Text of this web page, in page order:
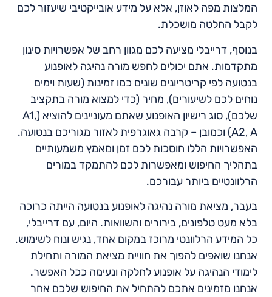
המלצות מפה לאוזן, אלא על מידע אובייקטיבי שיעזור לכם
לקבל החלטה מושכלת.
בנוסף, דרייבלי מציעה לכם מגוון רחב של אפשרויות סינון
מתקדמות. אתם יכולים לחפש מורה נהיגה לאופנוע
בנטועה לפי קריטריונים שונים כמו זמינות (שעות וימים
נוחים לכם לשיעורים), מחיר (כדי למצוא מורה בתקציב
שלכם), סוג רישיון האופנוע שאתם מעוניינים להוציא (A1,
A2, A) וכמובן – קרבה גאוגרפית לאזור מגוריכם בנטועה.
האפשרויות הללו חוסכות לכם זמן ומאמץ משמעותיים
בתהליך החיפוש ומאפשרות לכם להתמקד במורים
הרלוונטיים ביותר עבורכם.
בעבר, מציאת מורה נהיגה לאופנוע בנטועה הייתה כרוכה
בלא מעט טלפונים, בירורים והשוואות. היום, עם דרייבלי,
כל המידע הרלוונטי מרוכז במקום אחד, נגיש ונוח לשימוש.
אנחנו שואפים להפוך את חוויית מציאת המורה ותחילת
לימודי הנהיגה על אופנוע לחלקה ונעימה ככל האפשר.
אנחנו מזמינים אתכם להתחיל את החיפוש שלכם אחר